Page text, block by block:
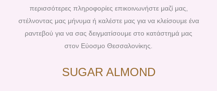
περισσότερες πληροφορίες επικοινωνήστε μαζί μας,
στέλνοντας μας μήνυμα ή καλέστε μας για να κλείσουμε ένα
ραντεβού για να σας δειγματίσουμε στο κατάστημά μας
στον Εύοσμο Θεσσαλονίκης.
SUGAR ALMOND